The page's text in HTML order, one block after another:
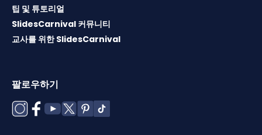
팁 및 튜토리얼
SlidesCarnival 커뮤니티
교사를 위한 SlidesCarnival
팔로우하기